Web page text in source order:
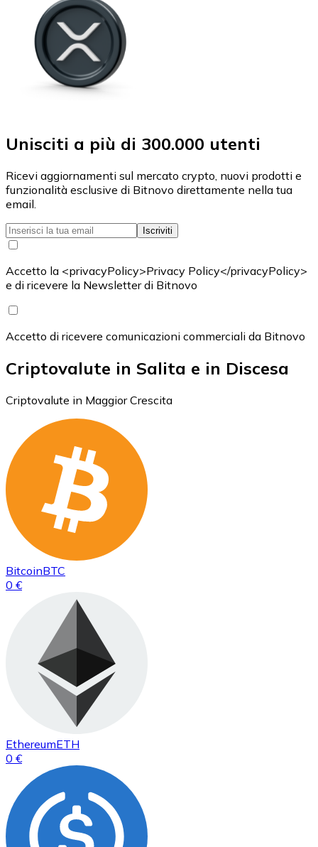
Unisciti a più di 300.000 utenti
Ricevi aggiornamenti sul mercato crypto, nuovi prodotti e
funzionalità esclusive di Bitnovo direttamente nella tua
email.
Iscriviti
Accetto la <privacyPolicy>Privacy Policy</privacyPolicy>
e di ricevere la Newsletter di Bitnovo
Accetto di ricevere comunicazioni commerciali da Bitnovo
Criptovalute in Salita e in Discesa
Criptovalute in Maggior Crescita
BitcoinBTC
0 €
EthereumETH
0 €